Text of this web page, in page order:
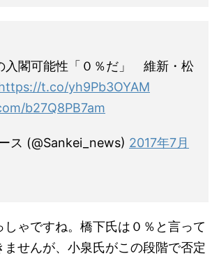
入閣可能性「０％だ」 維新・松
t.co/yh9Pb3OYAM
b27Q8PB7am
ス (@Sankei_news) 2017年7月
しゃですね。橋下氏は０％と言って
ませんが、小泉氏がこの段階で否定